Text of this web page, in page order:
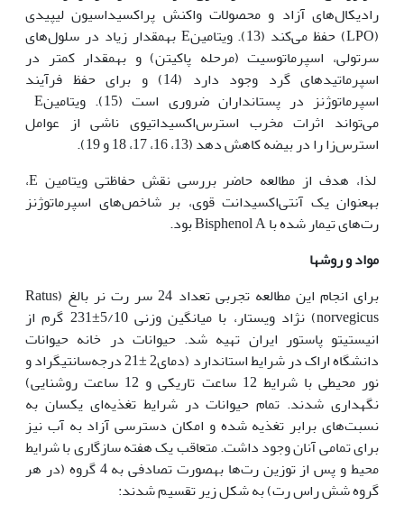
رادیکال‌های آزاد و محصولات واکنش پراکسیداسیون لیپیدی
(LPO) حفظ می‌کند (13). ویتامینE به‏مقدار زیاد در سلول‌های
سرتولی، اسپرماتوسیت (مرحله پاکیتن) و به‏مقدار کمتر در
اسپرماتیدهای گرد وجود دارد (14) و برای حفظ فرآیند
اسپرماتوژنز در پستانداران ضروری است (15). ویتامینE
می‌تواند اثرات مخرب استرس‌اکسیداتیوی ناشی از عوامل
استرس‌زا را در بیضه کاهش ‌دهد (13، 16، 17، 18 و 19).
لذا، هدف از مطالعه حاضر بررسی نقش حفاظتی ویتامین E،
به‏عنوان یک آنتی‌اکسیدانت قوی، بر شاخص‌های اسپرماتوژنز
رت‌های تیمار شده با Bisphenol A بود.
مواد و روش‏ها
برای انجام این مطالعه تجربی تعداد 24 سر رت نر بالغ (Ratus
norvegicus) نژاد ویستار، با میانگین وزنی 5/10±231 گرم از
انیستیتو پاستور ایران تهیه شد. حیوانات در خانه حیوانات
دانشگاه اراک در شرایط استاندارد (دمای2 ±21 درجه‌سانتی‏گراد و
نور محیطی با شرایط 12 ساعت تاریکی و 12 ساعت روشنایی)
نگه‏داری شدند. تمام حیوانات در شرایط تغذیه‌ای یکسان به
نسبت‌های برابر تغذیه شده و امکان دسترسی آزاد به آب نیز
برای تمامی آنان وجود داشت. متعاقب یک هفته سازگاری با شرایط
محیط و پس از توزین رت‌ها به‏صورت تصادفی به 4 گروه (در هر
گروه شش راس رت) به شکل زیر تقسیم شدند: